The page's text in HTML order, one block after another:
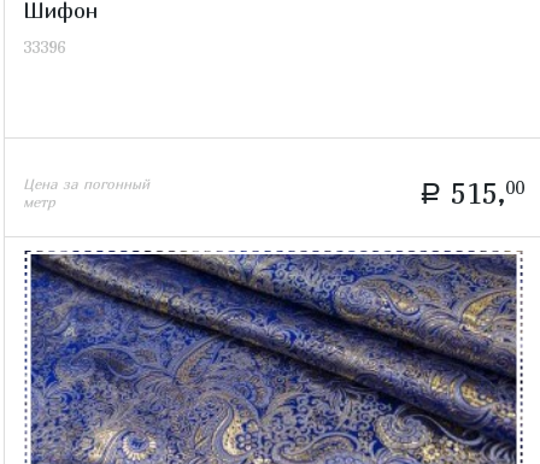
Шифон
33396
Цена за погонный
метр
a 515,00